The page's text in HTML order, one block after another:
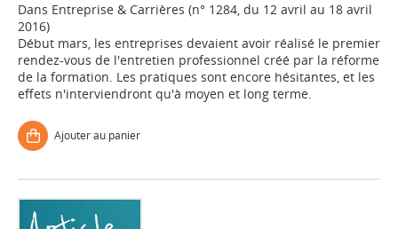
Dans Entreprise & Carrières (n° 1284, du 12 avril au 18 avril
2016)
Début mars, les entreprises devaient avoir réalisé le premier
rendez-vous de l'entretien professionnel créé par la réforme
de la formation. Les pratiques sont encore hésitantes, et les
effets n'interviendront qu'à moyen et long terme.
Ajouter au panier